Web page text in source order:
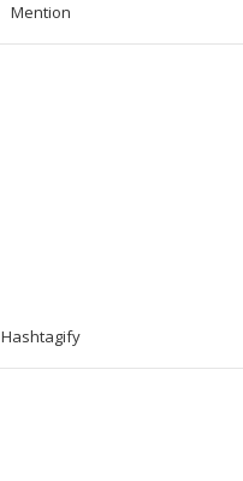
Mention
Hashtagify